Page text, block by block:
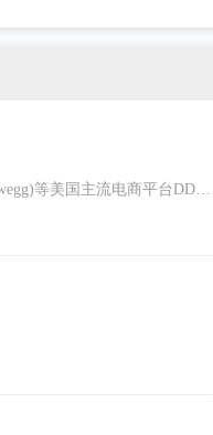
等美国主流电商平台DDR5